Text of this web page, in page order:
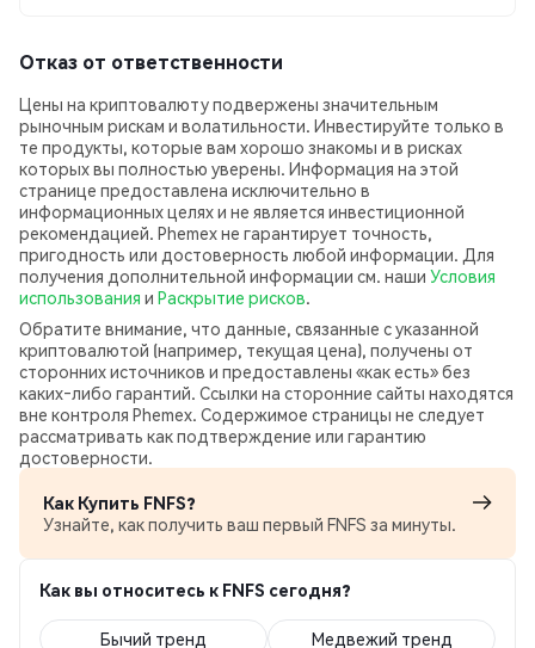
Отказ от ответственности
Цены на криптовалюту подвержены значительным
рыночным рискам и волатильности. Инвестируйте только в
те продукты, которые вам хорошо знакомы и в рисках
которых вы полностью уверены. Информация на этой
странице предоставлена исключительно в
информационных целях и не является инвестиционной
рекомендацией. Phemex не гарантирует точность,
пригодность или достоверность любой информации. Для
получения дополнительной информации см. наши Условия
использования и Раскрытие рисков.
Обратите внимание, что данные, связанные с указанной
криптовалютой (например, текущая цена), получены от
сторонних источников и предоставлены «как есть» без
каких‑либо гарантий. Ссылки на сторонние сайты находятся
вне контроля Phemex. Содержимое страницы не следует
рассматривать как подтверждение или гарантию
достоверности.
Как Купить FNFS?
Узнайте, как получить ваш первый FNFS за минуты.
Как вы относитесь к FNFS сегодня?
Бычий тренд Медвежий тренд